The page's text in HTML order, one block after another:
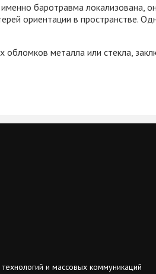
баротравма локализована,
ориентации в пространстве.
металла или стекла,
и массовых коммуникаций